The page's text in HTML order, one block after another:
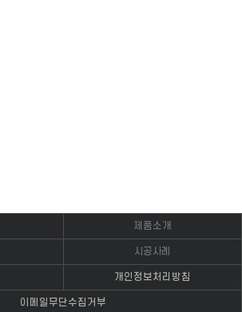
제품소개
시공사례
개인정보처리방침
이메일무단수집거부